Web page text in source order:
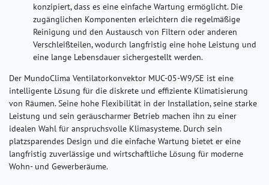
konzipiert, dass es eine einfache Wartung ermöglicht. Die
zugänglichen Komponenten erleichtern die regelmäßige
Reinigung und den Austausch von Filtern oder anderen
Verschleißteilen, wodurch langfristig eine hohe Leistung und
eine lange Lebensdauer sichergestellt werden.
Der MundoClima Ventilatorkonvektor MUC-05-W9/SE ist eine
intelligente Lösung für die diskrete und effiziente Klimatisierung
von Räumen. Seine hohe Flexibilität in der Installation, seine starke
Leistung und sein geräuscharmer Betrieb machen ihn zu einer
idealen Wahl für anspruchsvolle Klimasysteme. Durch sein
platzsparendes Design und die einfache Wartung bietet er eine
langfristig zuverlässige und wirtschaftliche Lösung für moderne
Wohn- und Gewerberäume.